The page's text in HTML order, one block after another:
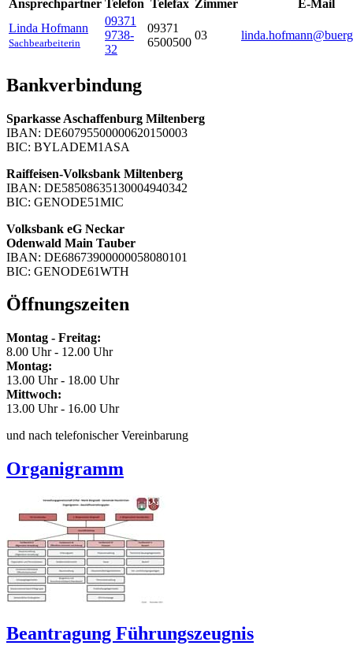
Ansprechpartner Telefon Telefax Zimmer
E-Mail
Linda Hofmann
Sachbearbeiterin
09371
9738-
32
09371
6500500
03
Bankverbindung
Sparkasse Aschaffenburg Miltenberg
IBAN: DE60795500000620150003
BIC: BYLADEM1ASA
Raiffeisen-Volksbank Miltenberg
IBAN: DE58508635130004940342
BIC: GENODE51MIC
Volksbank eG Neckar
Odenwald Main Tauber
IBAN: DE68673900000058080101
BIC: GENODE61WTH
Öffnungszeiten
Montag - Freitag:
8.00 Uhr - 12.00 Uhr
Montag:
13.00 Uhr - 18.00 Uhr
Mittwoch:
13.00 Uhr - 16.00 Uhr
und nach telefonischer Vereinbarung
Organigramm
Beantragung Führungszeugnis